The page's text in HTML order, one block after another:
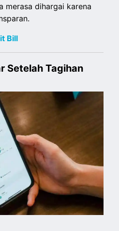
merasa dihargai karena
Bill
Setelah Tagihan